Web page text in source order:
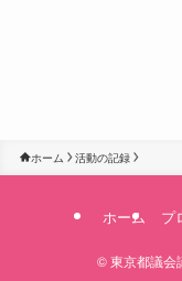
ホーム 活動の記録
ホーム プ
©東京都議会